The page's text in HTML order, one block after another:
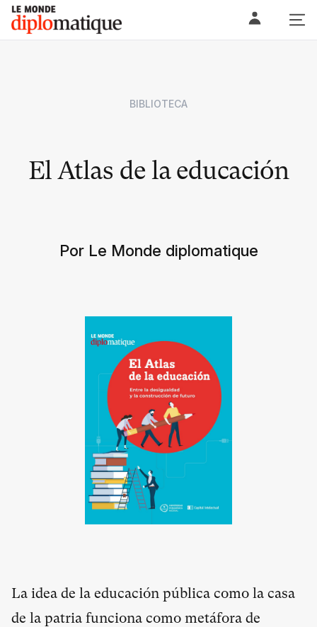
Skip
content
Le monde diplomatique
BIBLIOTECA
El Atlas de la educación
Por Le Monde diplomatique
La idea de la educación pública como la casa
de la patria funciona como metáfora de